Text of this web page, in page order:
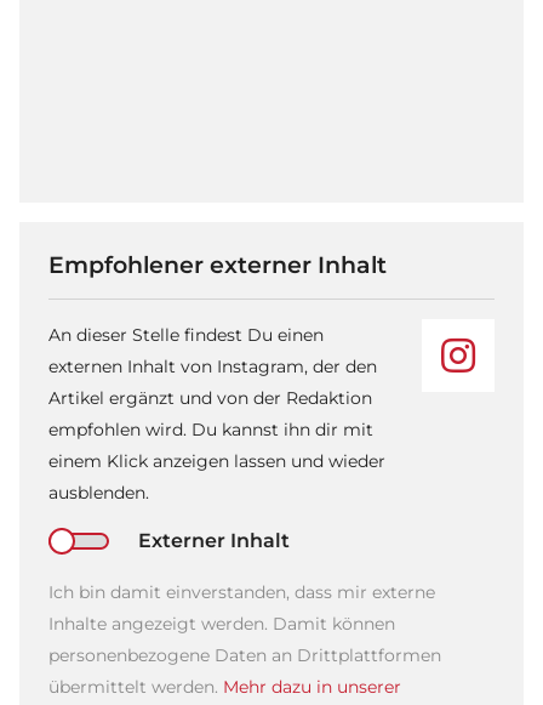
Empfohlener externer Inhalt
An dieser Stelle findest Du einen
externen Inhalt von Instagram, der den
Artikel ergänzt und von der Redaktion
empfohlen wird. Du kannst ihn dir mit
einem Klick anzeigen lassen und wieder
ausblenden.
Externer Inhalt
Ich bin damit einverstanden, dass mir externe
Inhalte angezeigt werden. Damit können
personenbezogene Daten an Drittplattformen
übermittelt werden. Mehr dazu in unserer